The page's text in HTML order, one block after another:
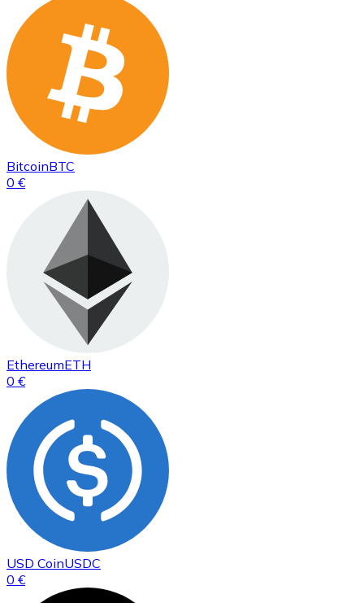
BitcoinBTC
0 €
EthereumETH
0 €
USD CoinUSDC
0 €